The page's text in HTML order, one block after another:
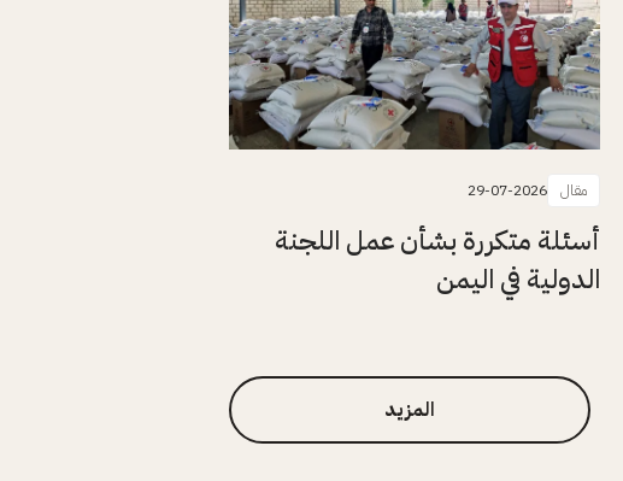
مقال 29-07-2026
أسئلة متكررة بشأن عمل اللجنة
الدولية في اليمن
المزيد